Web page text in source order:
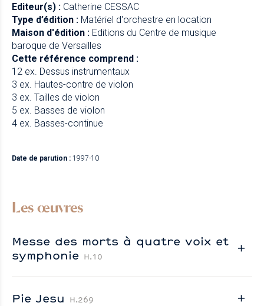
Editeur(s) : Catherine CESSAC
Type d’édition : Matériel d'orchestre en location
Maison d'édition : Editions du Centre de musique
baroque de Versailles
Cette référence comprend :
12 ex. Dessus instrumentaux
3 ex. Hautes-contre de violon
3 ex. Tailles de violon
5 ex. Basses de violon
4 ex. Basses-continue
Date de parution : 1997-10
Les œuvres
Messe des morts à quatre voix et
symphonie H.10
Pie Jesu H.269